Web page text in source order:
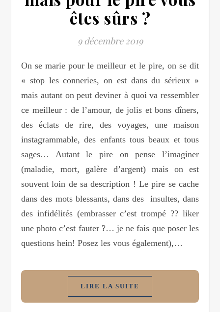
êtes sûrs ?
9 décembre 2019
On se marie pour le meilleur et le pire, on se dit
« stop les conneries, on est dans du sérieux »
mais autant on peut deviner à quoi va ressembler
ce meilleur : de l’amour, de jolis et bons dîners,
des éclats de rire, des voyages, une maison
instagrammable, des enfants tous beaux et tous
sages… Autant le pire on pense l’imaginer
(maladie, mort, galère d’argent) mais on est
souvent loin de sa description ! Le pire se cache
dans des mots blessants, dans des insultes, dans
des infidélités (embrasser c’est trompé ?? liker
une photo c’est fauter ?… je ne fais que poser les
questions hein! Posez les vous également),…
LIRE LA SUITE